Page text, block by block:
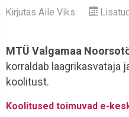
Kirjutas Aile Viks
MTÜ Valgamaa
korraldab laagrikasvataja
koolitust.
Koolitused toimuvad e-